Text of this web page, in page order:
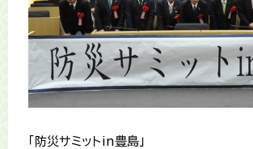
「防災サミットin豊島」